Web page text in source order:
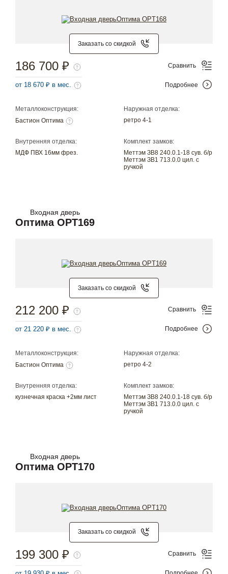
Заказать со скидкой
Металлоконструкция:
Бастион Оптима
Наружная отделка:
ретро 4-1
Внутренняя отделка:
МДФ ПВХ 16мм фрез.
Комплект замков:
Меттэм ЗВ8 240.0.1-18 сув. б/р
Меттэм ЗВ1 713.0.0 цил. с
ручкой
186 700 ₽
от 18 670 ₽ в мес.
Сравнить
Подробнее
Входная дверь
Оптима OPT169
Заказать со скидкой
Металлоконструкция:
Бастион Оптима
Наружная отделка:
ретро 4-2
Внутренняя отделка:
кузнечная краска +2мм лист
Комплект замков:
Меттэм ЗВ8 240.0.1-18 сув. б/р
Меттэм ЗВ1 713.0.0 цил. с
ручкой
212 200 ₽
от 21 220 ₽ в мес.
Сравнить
Подробнее
Входная дверь
Оптима OPT170
Заказать со скидкой
199 300 ₽ Сравнить